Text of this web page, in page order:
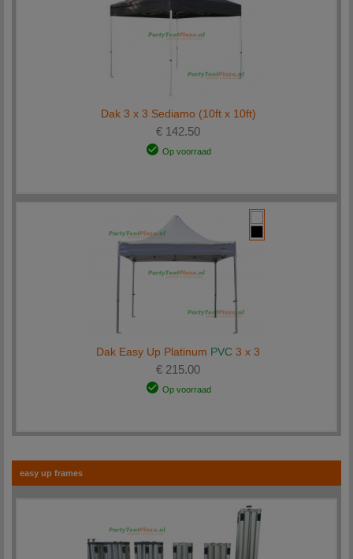
Dak 3 x 3 Sediamo (10ft x 10ft)
€ 142.50
Op voorraad
Dak Easy Up Platinum PVC 3 x 3
€ 215.00
Op voorraad
easy up frames